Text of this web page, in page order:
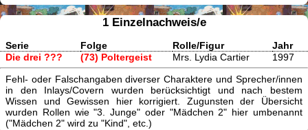
1 Einzelnachweis/e
Serie Folge Rolle/Figur
Jahr
Die drei ???
(73) Poltergeist Mrs. Lydia Cartier 1997
Fehl- oder Falschangaben diverser Charaktere und Sprecher/innen
in den Inlays/Covern wurden berücksichtigt und nach bestem
Wissen und Gewissen hier korrigiert. Zugunsten der Übersicht
wurden Rollen wie "3. Junge" oder "Mädchen 2" hier umbenannt
("Mädchen 2" wird zu "Kind", etc.)